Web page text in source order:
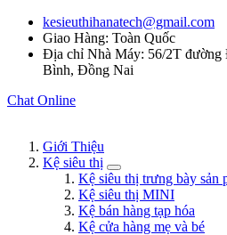
kesieuthihanatech@gmail.com
Giao Hàng: Toàn Quốc
Địa chỉ Nhà Máy: 56/2T
Bình, Đồng Nai
Chat Online
Giới Thiệu
Kệ siêu thị
Kệ siêu thị trưng bày sản
Kệ siêu thị MINI
Kệ bán hàng tạp hóa
Kệ cửa hàng mẹ và bé